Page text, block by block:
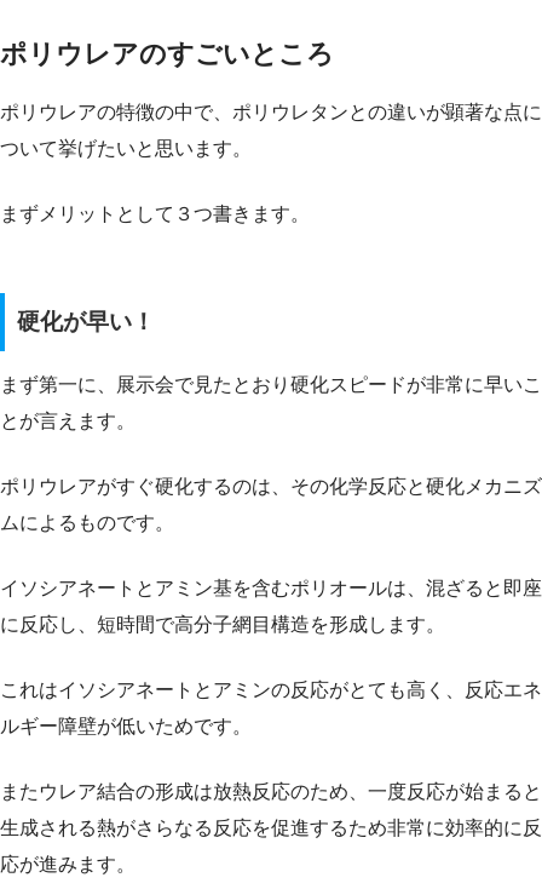
ポリウレアのすごいところ
ポリウレアの特徴の中で、ポリウレタンとの違いが顕著な点に
ついて挙げたいと思います。
まずメリットとして３つ書きます。
硬化が早い！
まず第一に、展示会で見たとおり硬化スピードが非常に早いこ
とが言えます。
ポリウレアがすぐ硬化するのは、その化学反応と硬化メカニズ
ムによるものです。
イソシアネートとアミン基を含むポリオールは、混ざると即座
に反応し、短時間で高分子網目構造を形成します。
これはイソシアネートとアミンの反応がとても高く、反応エネ
ルギー障壁が低いためです。
またウレア結合の形成は放熱反応のため、一度反応が始まると
生成される熱がさらなる反応を促進するため非常に効率的に反
応が進みます。